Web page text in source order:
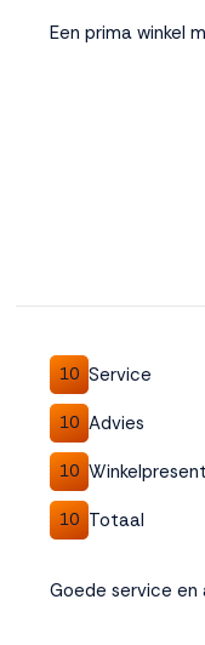
Een prima winkel
10 Service
10 Advies
10
10 Totaal
Goede service